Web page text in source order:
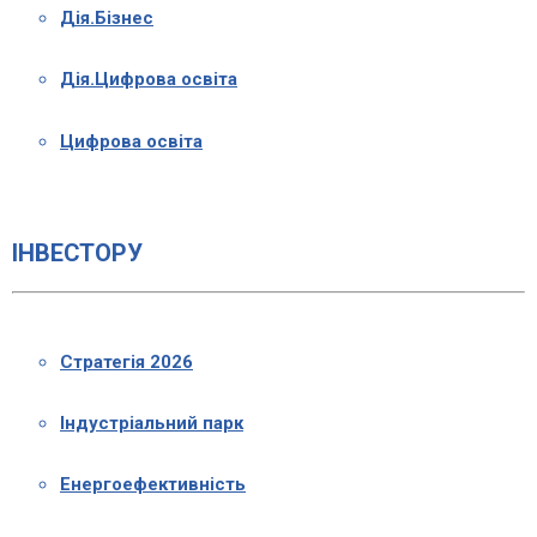
Дія.Бізнес
Дія.Цифрова освіта
Цифрова освіта
ІНВЕСТОРУ
Стратегія 2026
Індустріальний парк
Енергоефективність